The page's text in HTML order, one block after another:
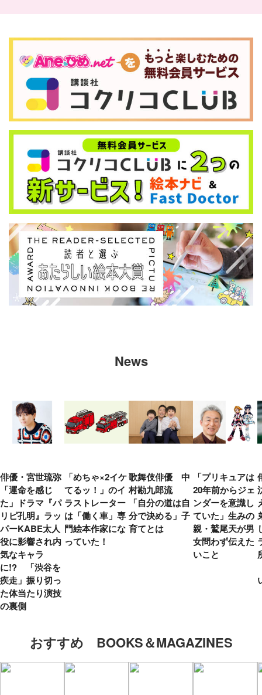
News
俳優・宮世琉弥
「運命を感じ
た」ドラマ『パ
リピ孔明』ラッ
パーKABE太人
役に影響され内
気なキャラ
に!? 「渋谷を
疾走」振り切っ
た体当たり演技
の裏側
「めちゃ×2イケ
てるッ！」のイ
ラストレーター
は「働く車」専
門絵本作家にな
っていた！
歌舞伎俳優 中
村勘九郎流
「自分の道は自
分で決める」子
育てとは
「プリキュアは
20年前からジェ
ンダーを意識し
ていた」生みの
親・鷲尾天が男
女問わず伝えた
いこと
おすすめ BOOKS＆MAGAZINES